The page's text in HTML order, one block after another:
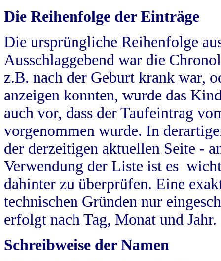
Die Reihenfolge der Einträge
Die ursprüngliche Reihenfolge
Ausschlaggebend war die
z.B. nach der Geburt krank war,
anzeigen konnten, wurde das
auch vor, dass der Taufeintrag
vorgenommen wurde. In
der derzeitigen aktuellen Seite -
Verwendung der Liste ist es
dahinter zu überprüfen. Eine
technischen Gründen nur
erfolgt nach Tag, Monat und Jahr.
Schreibweise der Namen